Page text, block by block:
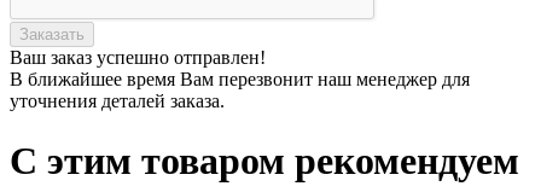
Заказать
Ваш заказ успешно отправлен!
В ближайшее время Вам перезвонит наш менеджер для
уточнения деталей заказа.
С этим товаром рекомендуем